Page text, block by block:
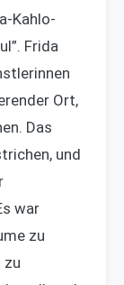
Kahlo-
Frida
Ort,
Das
und
war
zu
zu